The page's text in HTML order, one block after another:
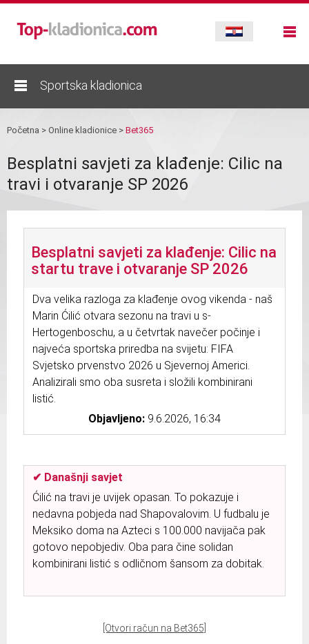
Sportska kladionica
Početna > Online kladionice > Bet365
Besplatni savjeti za klađenje: Cilic na
travi i otvaranje SP 2026
Besplatni savjeti za klađenje: Cilic na
startu trave i otvaranje SP 2026
Dva velika razloga za klađenje ovog vikenda - naš
Marin Ćilić otvara sezonu na travi u s-
Hertogenboschu, a u četvrtak navečer počinje i
najveća sportska priredba na svijetu: FIFA
Svjetsko prvenstvo 2026 u Sjevernoj Americi.
Analizirali smo oba susreta i složili kombinirani
listić.
Objavljeno: 9.6.2026, 16:34
✔ Današnji savjet
Ćilić na travi je uvijek opasan. To pokazuje i
nedavna pobjeda nad Shapovalovim. U fudbalu je
Meksiko doma na Azteci s 100.000 navijača pak
gotovo nepobjediv. Oba para čine solidan
kombinirani listić s odličnom šansom za dobitak.
[Otvori račun na Bet365]